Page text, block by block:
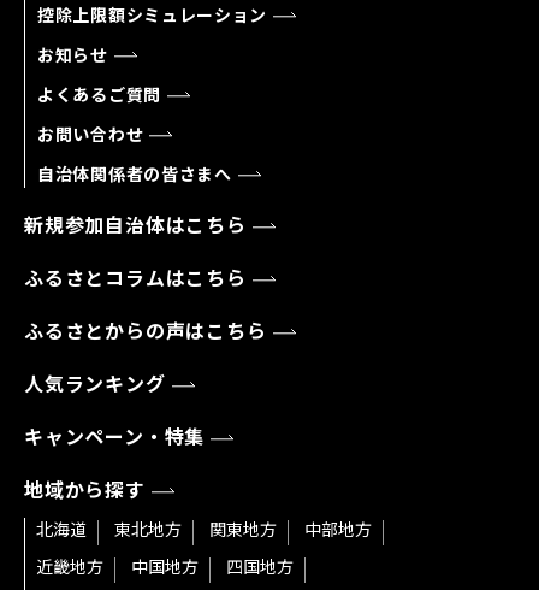
控除上限額シミュレーション
お知らせ
よくあるご質問
お問い合わせ
自治体関係者の皆さまへ
新規参加自治体はこちら
ふるさとコラムはこちら
ふるさとからの声はこちら
人気ランキング
キャンペーン・特集
地域から探す
北海道 東北地方 関東地方
中部地方
近畿地方
中国地方
四国地方